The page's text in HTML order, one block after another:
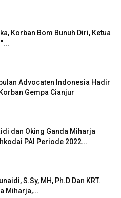
Korban Bom Bunuh Diri, Ketua
Advocaten Indonesia Hadir
Gempa Cianjur
dan Oking Ganda Miharja
PAI Periode 2022...
S.Sy, MH, Ph.D Dan KRT.
Miharja,...